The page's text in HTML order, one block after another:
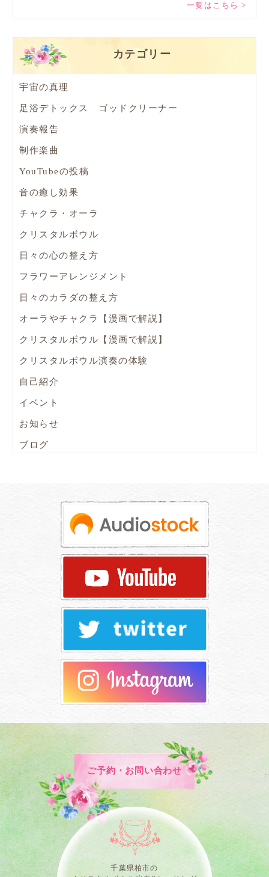
一覧はこちら >
カテゴリー
宇宙の真理
足浴デトックス ゴッドクリーナー
演奏報告
制作楽曲
YouTubeの投稿
音の癒し効果
チャクラ・オーラ
クリスタルボウル
日々の心の整え方
フラワーアレンジメント
日々のカラダの整え方
オーラやチャクラ【漫画で解説】
クリスタルボウル【漫画で解説】
クリスタルボウル演奏の体験
自己紹介
イベント
お知らせ
ブログ
ご予約・お問い合わせ
千葉県柏市の